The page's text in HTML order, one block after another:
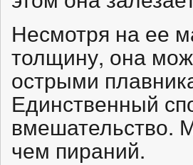
Несмотря на ее
толщину, она
острыми
Единственный
вмешательство.
чем пираний.